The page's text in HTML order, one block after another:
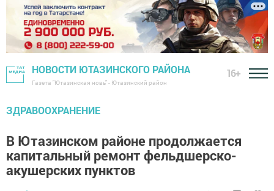
НОВОСТИ ЮТАЗИНСКОГО РАЙОНА
Газета "Ютазинская новь" - Ютазинский район
16+
ЗДРАВООХРАНЕНИЕ
В Ютазинском районе продолжается
капитальный ремонт фельдшерско-
акушерских пунктов